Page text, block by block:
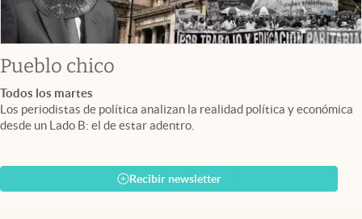
Pueblo chico
Todos los martes
Los periodistas de política analizan la realidad política y económica
desde un Lado B: el de estar adentro.
Recibir newsletter